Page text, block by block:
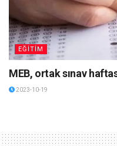
EĞİTİM
MEB, ortak sınav
2023-10-19